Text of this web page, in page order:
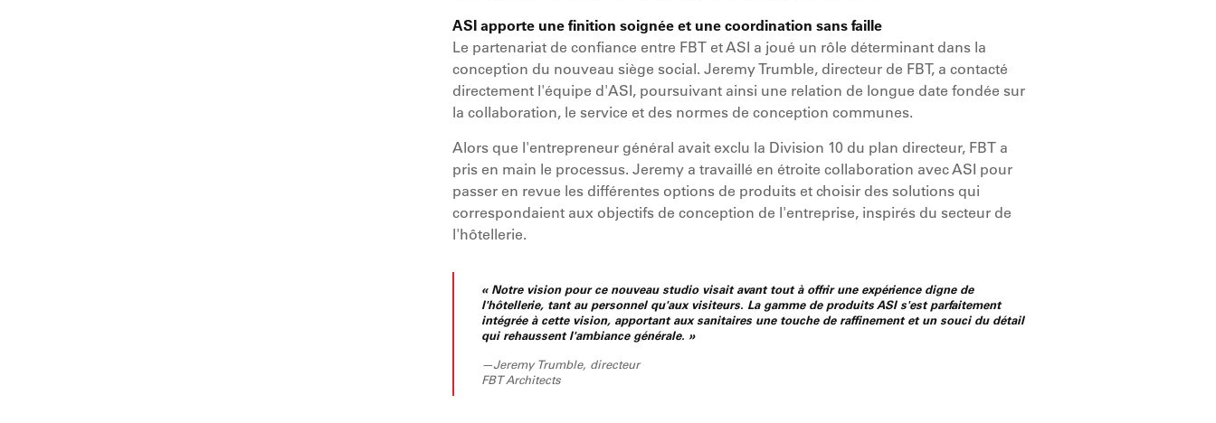
ASI apporte une finition soignée et une coordination sans faille
Le partenariat de confiance entre FBT et ASI a joué un rôle déterminant dans la
conception du nouveau siège social. Jeremy Trumble, directeur de FBT, a contacté
directement l'équipe d'ASI, poursuivant ainsi une relation de longue date fondée sur
la collaboration, le service et des normes de conception communes.
Alors que l'entrepreneur général avait exclu la Division 10 du plan directeur, FBT a
pris en main le processus. Jeremy a travaillé en étroite collaboration avec ASI pour
passer en revue les différentes options de produits et choisir des solutions qui
correspondaient aux objectifs de conception de l'entreprise, inspirés du secteur de
l'hôtellerie.
« Notre vision pour ce nouveau studio visait avant tout à offrir une expérience digne de
l'hôtellerie, tant au personnel qu'aux visiteurs. La gamme de produits ASI s'est parfaitement
intégrée à cette vision, apportant aux sanitaires une touche de raffinement et un souci du détail
qui rehaussent l'ambiance générale. »
—Jeremy Trumble, directeur
FBT Architects